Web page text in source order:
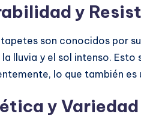
y
son conocidos por
lluvia y el sol intenso.
lo que también es
y Variedad